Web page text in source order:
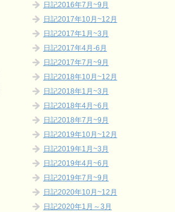
日記2016年7月~9月
日記2017年10月~12月
日記2017年1月~3月
日記2017年4月-6月
日記2017年7月~9月
日記2018年10月~12月
日記2018年1月~3月
日記2018年4月~6月
日記2018年7月~9月
日記2019年10月~12月
日記2019年1月~3月
日記2019年4月~6月
日記2019年7月~9月
日記2020年10月~12月
日記2020年1月～3月